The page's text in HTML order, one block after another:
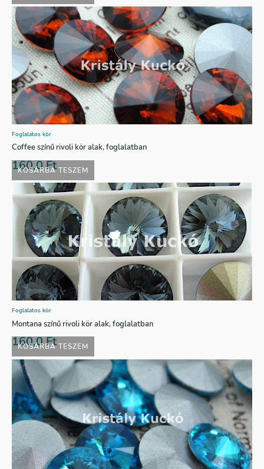
KOSÁRBA TESZEM
Foglalatos kör
Coffee színű rivoli kör alak, foglalatban
160,0Ft
KOSÁRBA TESZEM
Foglalatos kör
Montana színű rivoli kör alak, foglalatban
160,0Ft